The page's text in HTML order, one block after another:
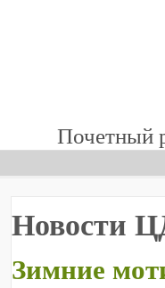
Почетный
Новости
Зимние